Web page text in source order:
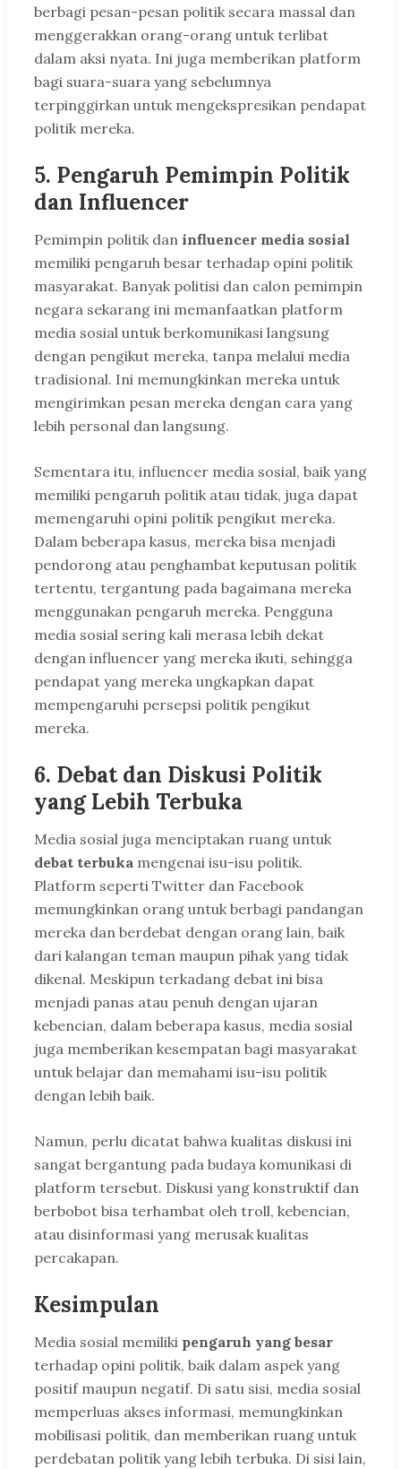
berbagi pesan-pesan politik secara massal dan
menggerakkan orang-orang untuk terlibat
dalam aksi nyata. Ini juga memberikan platform
bagi suara-suara yang sebelumnya
terpinggirkan untuk mengekspresikan pendapat
politik mereka.
5. Pengaruh Pemimpin Politik
dan Influencer
Pemimpin politik dan influencer media sosial
memiliki pengaruh besar terhadap opini politik
masyarakat. Banyak politisi dan calon pemimpin
negara sekarang ini memanfaatkan platform
media sosial untuk berkomunikasi langsung
dengan pengikut mereka, tanpa melalui media
tradisional. Ini memungkinkan mereka untuk
mengirimkan pesan mereka dengan cara yang
lebih personal dan langsung.
Sementara itu, influencer media sosial, baik yang
memiliki pengaruh politik atau tidak, juga dapat
memengaruhi opini politik pengikut mereka.
Dalam beberapa kasus, mereka bisa menjadi
pendorong atau penghambat keputusan politik
tertentu, tergantung pada bagaimana mereka
menggunakan pengaruh mereka. Pengguna
media sosial sering kali merasa lebih dekat
dengan influencer yang mereka ikuti, sehingga
pendapat yang mereka ungkapkan dapat
mempengaruhi persepsi politik pengikut
mereka.
6. Debat dan Diskusi Politik
yang Lebih Terbuka
Media sosial juga menciptakan ruang untuk
debat terbuka mengenai isu-isu politik.
Platform seperti Twitter dan Facebook
memungkinkan orang untuk berbagi pandangan
mereka dan berdebat dengan orang lain, baik
dari kalangan teman maupun pihak yang tidak
dikenal. Meskipun terkadang debat ini bisa
menjadi panas atau penuh dengan ujaran
kebencian, dalam beberapa kasus, media sosial
juga memberikan kesempatan bagi masyarakat
untuk belajar dan memahami isu-isu politik
dengan lebih baik.
Namun, perlu dicatat bahwa kualitas diskusi ini
sangat bergantung pada budaya komunikasi di
platform tersebut. Diskusi yang konstruktif dan
berbobot bisa terhambat oleh troll, kebencian,
atau disinformasi yang merusak kualitas
percakapan.
Kesimpulan
Media sosial memiliki pengaruh yang besar
terhadap opini politik, baik dalam aspek yang
positif maupun negatif. Di satu sisi, media sosial
memperluas akses informasi, memungkinkan
mobilisasi politik, dan memberikan ruang untuk
perdebatan politik yang lebih terbuka. Di sisi lain,